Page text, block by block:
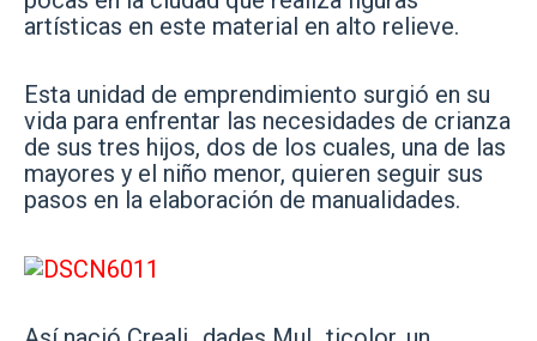
artísticas en este material en alto relieve.
Esta unidad de emprendimiento surgió en su
vida para enfrentar las necesidades de crianza
de sus tres hijos, dos de los cuales, una de las
mayores y el niño menor, quieren seguir sus
pasos en la elaboración de manualidades.